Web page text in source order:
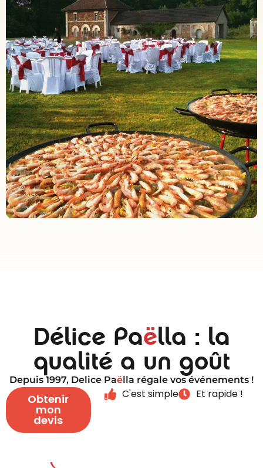
Délice Paëlla : la
qualité a un goût
Depuis 1997, Delice Paëlla régale vos événements !
Obtenir
mon
devis
C'est simple Et rapide !